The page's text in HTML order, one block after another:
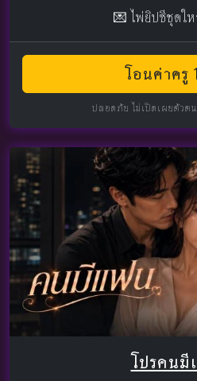
💌 ไพ่ยิปซีชุดใ
โอนค่าครู
ปลอดภัย ไม่เปิดเผยตัวตน
โปรคน